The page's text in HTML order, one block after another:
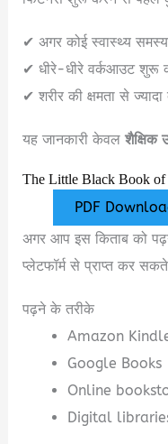
✔ अगर कोई स्वास्थ्य
✔ धीरे-धीरे वर्कआउट शुरू
✔ शरीर की क्षमता से
यह जानकारी केवलशैक्षिक
The Little Black Book
PDF
अगर आप इस किताब को
प्लेटफॉर्म से प्राप्त कर
पढ़ने के तरीके
Amazon
Google Books
Online
Digital